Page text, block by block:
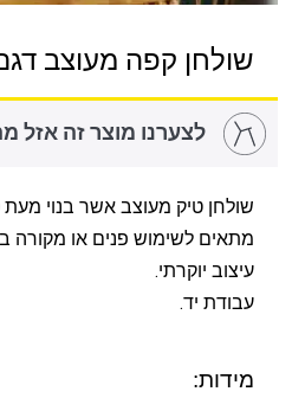
שולחן קפה מעוצב
לצערנו מוצר זה אזל
שולחן טיק מעוצב אשר בנוי מעת
מתאים לשימוש פנים או מקורה
עיצוב יוקרתי.
עבודת יד.
מידות: